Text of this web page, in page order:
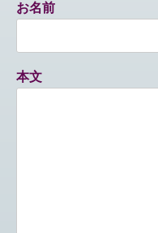
お名前
本文